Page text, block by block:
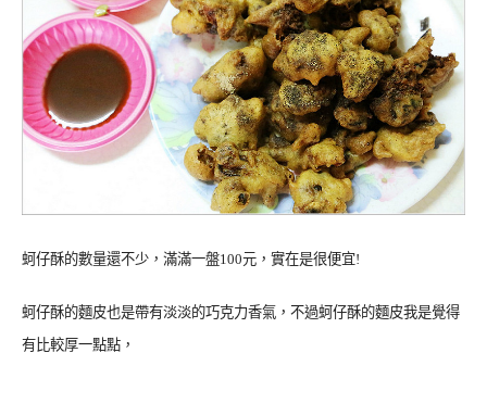
蚵仔酥的數量還不少，滿滿一盤100元，實在是很便宜!
蚵仔酥的麵皮也是帶有淡淡的巧克力香氣，不過蚵仔酥的麵皮我是覺得
有比較厚一點點，